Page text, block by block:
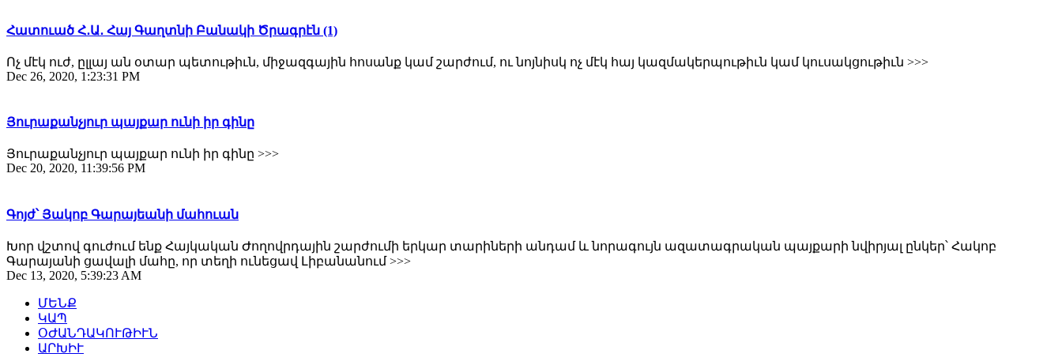
Հատուած Հ․Ա․ Հայ Գաղտնի Բանակի Ծրագրէն (1)
Ոչ մէկ ուժ, ըլլայ ան օտար պետութիւն, միջազգային հոսանք կամ շարժում, ու նոյնիսկ ոչ մէկ հայ կազմակերպութիւն կամ կուսակցութիւն >>>
Dec 26, 2020, 1:23:31 PM
Յուրաքանչյուր պայքար ունի իր գինը
Յուրաքանչյուր պայքար ունի իր գինը >>>
Dec 20, 2020, 11:39:56 PM
Գոյժ՝ Յակոբ Գարայեանի մահուան
Խոր վշտով գուժում ենք Հայկական Ժողովրդային շարժումի երկար տարիների անդամ և նորագույն ազատագրական պայքարի նվիրյալ ընկեր՝ Հակոբ
Գարայանի ցավալի մահը, որ տեղի ունեցավ Լիբանանում >>>
Dec 13, 2020, 5:39:23 AM
ՄԵՆՔ
ԿԱՊ
ՕԺԱՆԴԱԿՈՒԹԻՒՆ
ԱՐԽԻՒ